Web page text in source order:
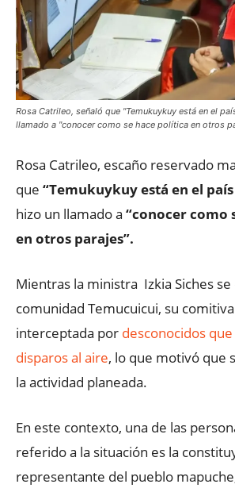
Rosa Catrileo, señaló que "Temukuykuy está en el
llamado a "conocer como se hace política en otros
Rosa Catrileo, escaño reservado
que “Temukuykuy está en el
hizo un llamado a “conocer como
en otros parajes”.
Mientras la ministra Izkia Siches se
comunidad Temucuicui, su
interceptada por desconocidos
disparos al aire, lo que motivó que
la actividad planeada.
En este contexto, una de las
referido a la situación es la
representante del pueblo